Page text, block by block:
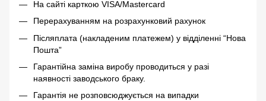
На сайті карткою VISA/Mastercard
Перерахуванням на розрахунковий рахунок
Післяплата (накладеним платежем) у відділенні “Нова
Пошта”
Гарантійна заміна виробу проводиться у разі
наявності заводського браку.
Гарантія не розповсюджується на випадки